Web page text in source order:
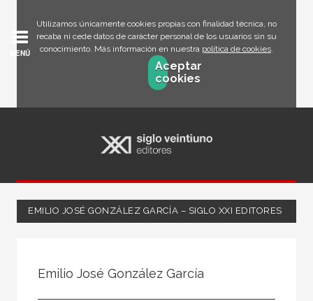
Utilizamos únicamente cookies propias con finalidad técnica, no
recaba ni cede datos de carácter personal de los usuarios sin su
conocimiento. Más información en nuestra política de cookies.
Aceptar
cookies
MENÚ
EMILIO JOSÉ GONZÁLEZ GARCÍA – SIGLO XXI EDITORES
Emilio José González García